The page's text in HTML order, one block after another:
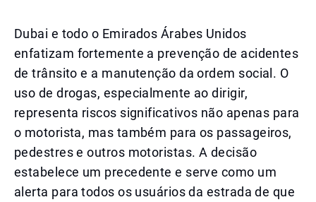
Dubai e todo o Emirados Árabes Unidos
enfatizam fortemente a prevenção de acidentes
de trânsito e a manutenção da ordem social. O
uso de drogas, especialmente ao dirigir,
representa riscos significativos não apenas para
o motorista, mas também para os passageiros,
pedestres e outros motoristas. A decisão
estabelece um precedente e serve como um
alerta para todos os usuários da estrada de que